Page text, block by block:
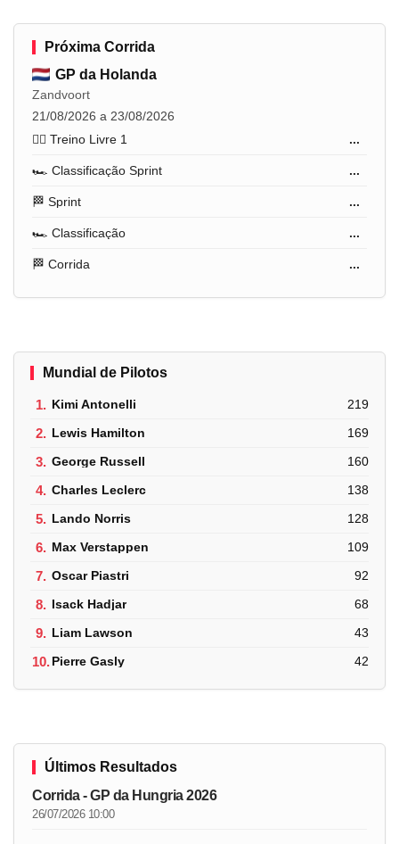
Próxima Corrida
GP da Holanda
Zandvoort
21/08/2026 a 23/08/2026
🏋️‍♂️ Treino Livre 1
...
🏎️ Classificação Sprint ...
🏁 Sprint ...
🏎️ Classificação ...
🏁 Corrida ...
Mundial de Pilotos
1. Kimi Antonelli 219
2. Lewis Hamilton 169
3. George Russell 160
4. Charles Leclerc 138
5. Lando Norris 128
6. Max Verstappen 109
7. Oscar Piastri 92
8. Isack Hadjar 68
9. Liam Lawson 43
10.Pierre Gasly 42
Últimos Resultados
Corrida - GP da Hungria 2026
26/07/2026 10:00